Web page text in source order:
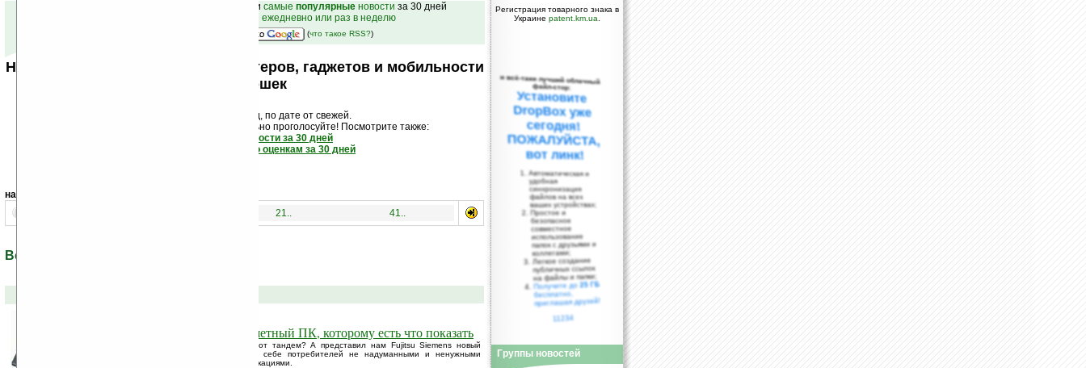
и самые популярные новости за 30 дней
на email ежедневно или раз в неделю
(что такое RSS?)
Новости мира карманных компьютеров, гаджетов и мобильности
от Ладошек
Новости показаны подряд, по дате от свежей.
Если новость вам понравилась - обязательно проголосуйте! Посмотрите также:
самые читаемые новости за 30 дней
самые лучшие новости по оценкам за 30 дней
навигация:
21.. 41..
Все новости по теме: «Siemens»
Fujitsu Siemens ST6012: планшетный ПК, которому есть что показать
Что же нам на этот раз представил этот тандем? А представил нам Fujitsu Siemens новый
планшетный ПК, который привлекает к себе потребителей не надуманными и ненужными
функциями, а вполне реальными спецификациями.
Регистрация товарного знака в
Украине patent.km.ua
и всё-таки лучший облачный
файл-стор:
Установите
DropBox уже
сегодня!
ПОЖАЛУЙСТА,
вот линк!
Автоматическая и
удобная
синхронизация
файлов на всех
ваших устройствах;
Простое и
безопасное
совместное
использование
папок с друзьями и
коллегами;
Легкое создание
публичных ссылок
на файлы и папки;
Получите до25 ГБ
бесплатно,
приглашая друзей!
11234
Группы новостей